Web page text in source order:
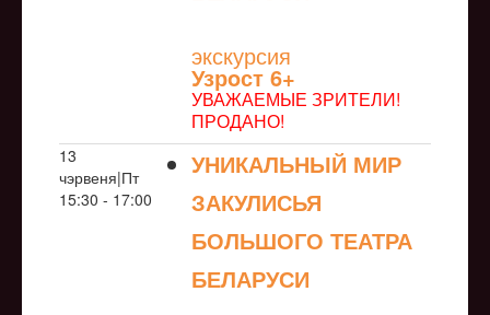
экскурсия
Узрoст 6+
УВАЖАЕМЫЕ ЗРИТЕЛИ!
ПРОДАНО!
13
чэрвеня|Пт
15:30 - 17:00
УНИКАЛЬНЫЙ МИР
ЗАКУЛИСЬЯ
БОЛЬШОГО ТЕАТРА
БЕЛАРУСИ